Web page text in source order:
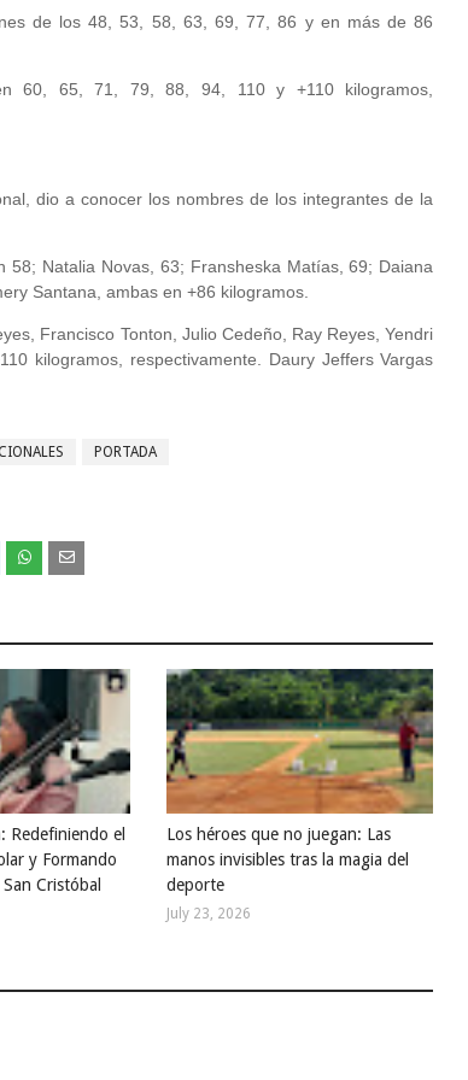
de los 48, 53, 58, 63, 69, 77, 86 y en más de 86
60, 65, 71, 79, 88, 94, 110 y +110 kilogramos,
dio a conocer los nombres de los integrantes de la
Natalia Novas, 63; Fransheska Matías, 69; Daiana
Santana, ambas en +86 kilogramos.
Francisco Tonton, Julio Cedeño, Ray Reyes, Yendri
kilogramos, respectivamente. Daury Jeffers Vargas
PORTADA
Redefiniendo el
y Formando
Cristóbal
Los héroes que no juegan: Las
manos invisibles tras la magia del
deporte
July 23, 2026